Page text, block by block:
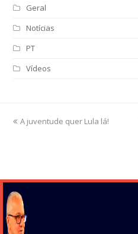
Geral
Notícias
PT
Vídeos
previous
A juventude quer Lula lá!